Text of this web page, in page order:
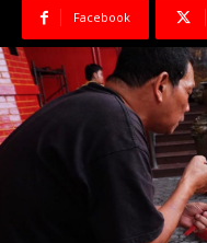
Facebook